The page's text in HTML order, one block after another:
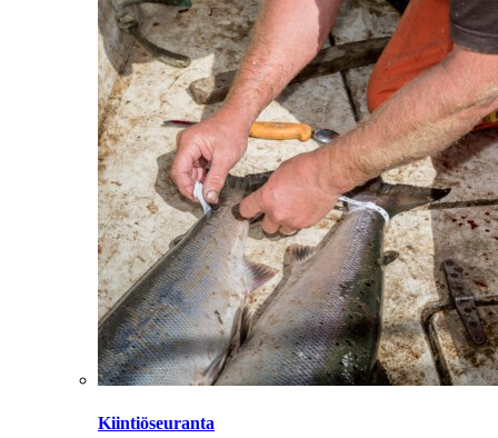
Kiintiöseuranta